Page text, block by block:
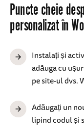
Puncte cheie
personalizat în
Instalați și
adăuga cu
pe site-ul dvs.
Adăugați un
lipind codul și